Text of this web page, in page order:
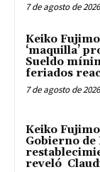
7 de agosto de 2026
Keiko
‘maquilla’
Sueldo
feriados
7 de agosto de 2026
Keiko
Gobierno de
reveló